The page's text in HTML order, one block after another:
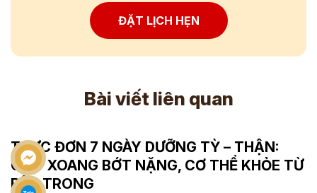
ĐẶT LỊCH HẸN
Bài viết liên quan
THỰC ĐƠN 7 NGÀY DƯỠNG TỲ – THẬN:
GIÚP XOANG BỚT NẶNG, CƠ THỂ KHỎE TỪ
BÊN TRONG